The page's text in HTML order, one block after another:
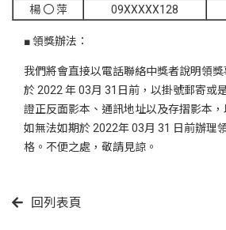
楊 〇 萍
09XXXXX128
■ 領獎辦法：
我們將會直接以電話聯絡中獎者說明領
於 2022 年 03月 31日前，以掛號郵寄或
證正反面影本、通訊地址以及存摺影本，
如無法如期於 2022年 03月 31 日前辦理
格。不便之處，敬請見諒。
回列表頁